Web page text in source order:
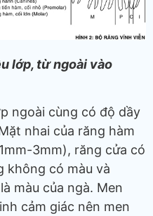
lớp, từ ngoài vào
ngoài cùng có độ dầy
nhai của răng hàm
3mm), răng cửa có
không có màu và
màu của ngà. Men
cảm giác nên men